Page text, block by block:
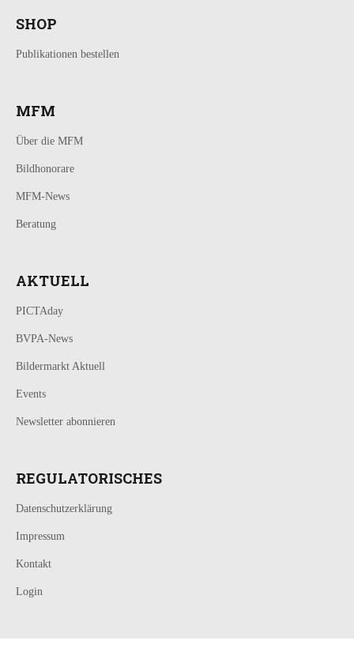
SHOP
Publikationen bestellen
MFM
Über die MFM
Bildhonorare
MFM-News
Beratung
AKTUELL
PICTAday
BVPA-News
Bildermarkt Aktuell
Events
Newsletter abonnieren
REGULATORISCHES
Datenschutzerklärung
Impressum
Kontakt
Login